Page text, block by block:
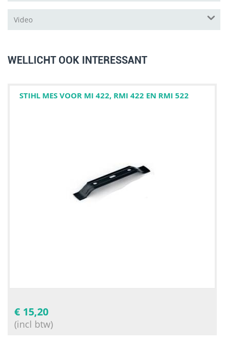
Video
WELLICHT OOK INTERESSANT
STIHL MES VOOR MI 422, RMI 422 EN RMI 522
€ 15,20
(incl btw)